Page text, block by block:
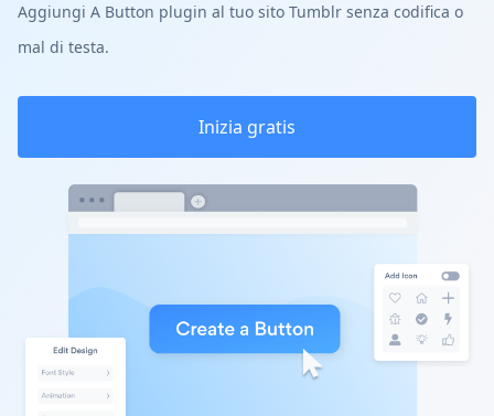
Aggiungi A Button plugin al tuo sito Tumblr senza codifica o
mal di testa.
Inizia gratis